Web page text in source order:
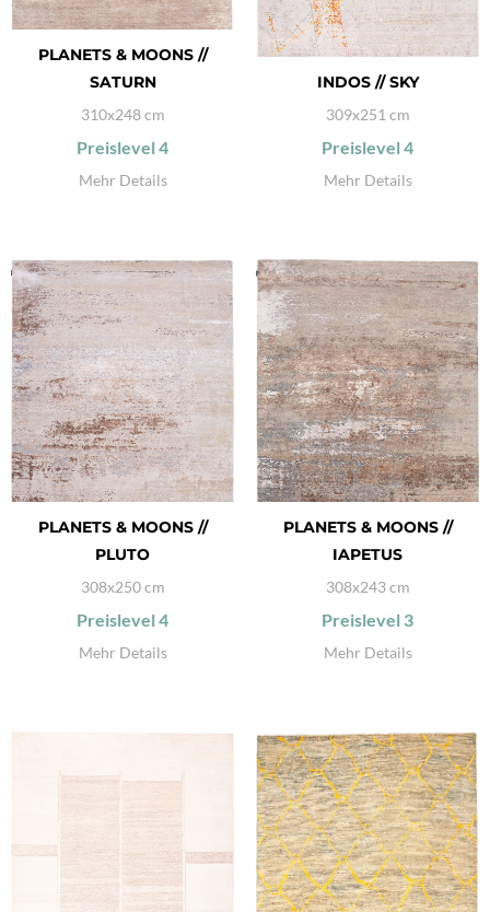
PLANETS & MOONS //
SATURN
310x248 cm
Preislevel 4
Mehr Details
INDOS // SKY
309x251 cm
Preislevel 4
Mehr Details
PLANETS & MOONS //
PLUTO
308x250 cm
Preislevel 4
Mehr Details
PLANETS & MOONS //
IAPETUS
308x243 cm
Preislevel 3
Mehr Details